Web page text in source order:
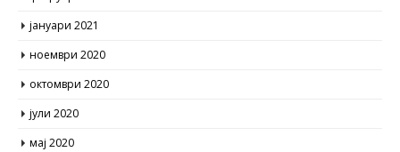
јануари 2021
ноември 2020
октомври 2020
јули 2020
мај 2020